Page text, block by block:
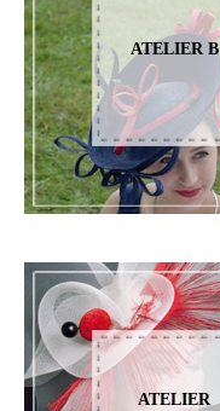
ATELIER B
ATELIER